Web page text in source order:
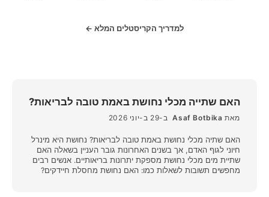
למדריך הקריסטלים המלא ←
האם שתייה מכלי נחושת באמת טובה לבריאות?
מאת Asaf Botbika ב-29 ב-יוני 2026
האם שתיה מכלי נחושת באמת טובה לבריאות? נחושת היא מינרל
חיוני לגוף האדם, אך בשנים האחרונות גובר העניין בשאלה האם
שתיית מים מכלי נחושת מספקת יתרונות בריאותיים. אנשים רבים
מחפשים תשובות לשאלות כמו: האם נחושת מחסלת חיידקים?